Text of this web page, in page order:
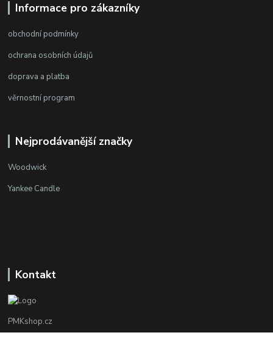
Informace pro zákazníky
obchodní podmínky
ochrana osobních údajů
doprava a platba
věrnostní program
Nejprodávanější značky
Woodwick
Yankee Candle
Kontakt
PMKshop.cz